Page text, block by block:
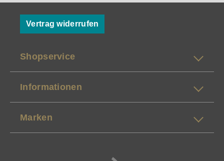
Vertrag widerrufen
Shopservice
Informationen
Marken